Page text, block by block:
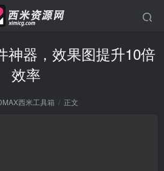
神器，效果图提升10倍
效率
西米工具箱 正文